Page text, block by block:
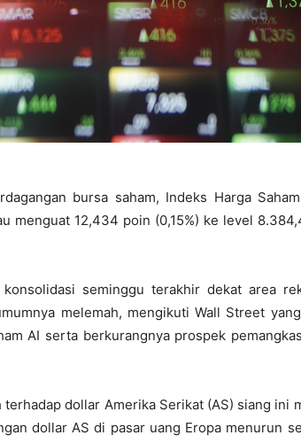
bursa saham, Indeks Harga
menguat 12,434 poin (0,15%) ke level
seminggu terakhir dekat area
melemah, mengikuti Wall Street
AI serta berkurangnya prospek
dollar Amerika Serikat (AS) siang ini
dollar AS di pasar uang Eropa menurun